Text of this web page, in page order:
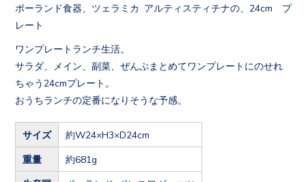
ポーランド食器、ツェラミカ アルティスティチナの、24cm プ
レート
ワンプレートランチ生活。
サラダ、メイン、副菜、ぜんぶまとめてワンプレートにのせれ
ちゃう24cmプレート。
おうちランチの定番になりそうな予感。
サイズ 約W24×H3×D24cm
重量 約681g